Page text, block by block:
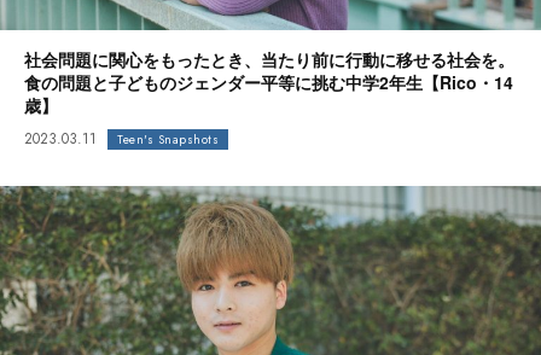
社会問題に関心をもったとき、当たり前に行動に移せる社会を。
食の問題と子どものジェンダー平等に挑む中学2年生【Rico・14
歳】
2023.03.11 Teen's Snapshots